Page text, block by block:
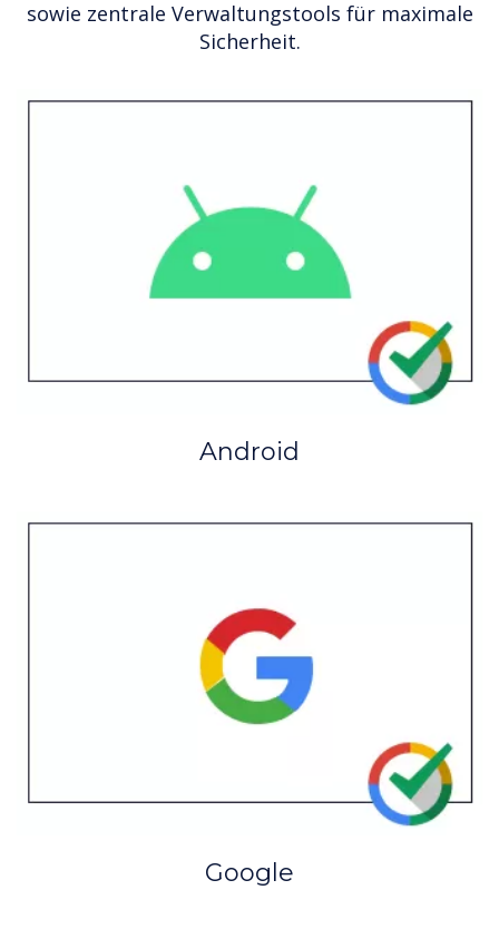
sowie zentrale Verwaltungstools für maximale
Sicherheit.
Android
Google